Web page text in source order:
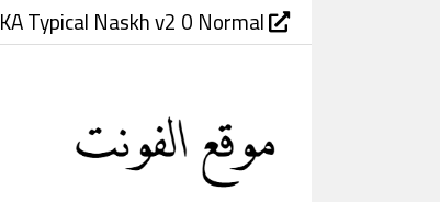
KA Typical Naskh v2 0 Normal